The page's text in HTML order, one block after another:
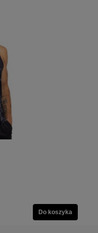
Do koszyka